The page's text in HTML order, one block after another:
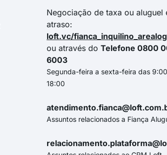
Negociação de taxa ou aluguel
atraso:
loft.vc/
ou através do Telefone 0800
6003
Segunda-feira a sexta-feira das
18:00
Assuntos relacionados a Fiança